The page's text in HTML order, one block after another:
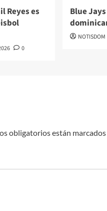
Reyes es
0
Blue
NOTISDOM
obligatorios están marcados